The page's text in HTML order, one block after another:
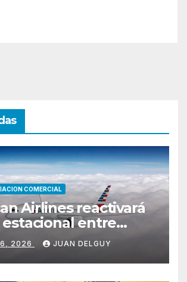
COMERCIAL
Airlines reactivará
entre
Montevideo con
2026 JUAN DELGUY